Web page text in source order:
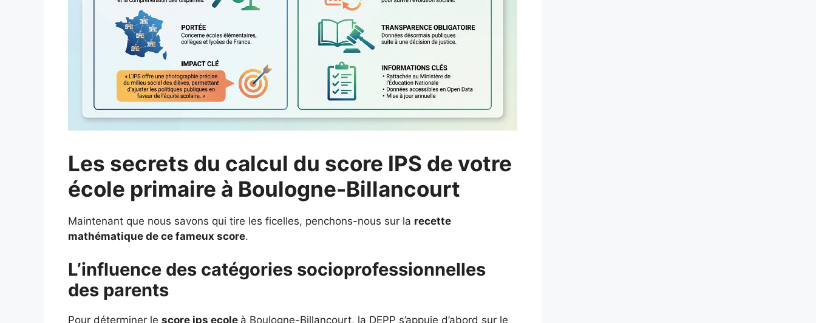
Les secrets du calcul du score IPS de votre
école primaire à Boulogne-Billancourt
Maintenant que nous savons qui tire les ficelles, penchons-nous sur la recette
mathématique de ce fameux score.
L’influence des catégories socioprofessionnelles
des parents
Pour déterminer le score ips ecole à Boulogne-Billancourt, la DEPP s’appuie d’abord sur le